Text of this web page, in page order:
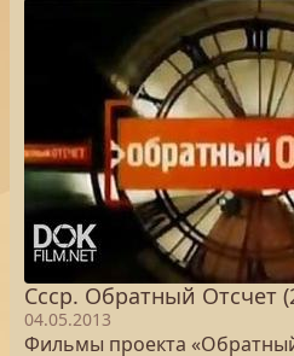
Ссср. Обратный Отсчет
04.05.2013
Фильмы проекта